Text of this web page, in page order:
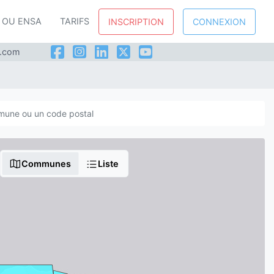
OU ENSA TARIFS INSCRIPTION CONNEXION
Communes Liste